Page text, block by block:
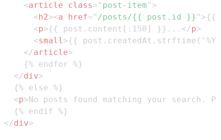
<article class= " post-item " >
<h2><a href= " /posts/{{ post.id }} " >{{
<p>{{ post.content[:150] }}... </p>
<small>{{ post.createdAt.strftime('%Y-
</article>
</div>
<p>No posts found matching your search.
</div>